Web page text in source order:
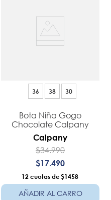
36 38 30
Bota Niña Gogo
Chocolate Calpany
Calpany
$34.990
$17 490
12 $1458
AÑADIR AL CARRO